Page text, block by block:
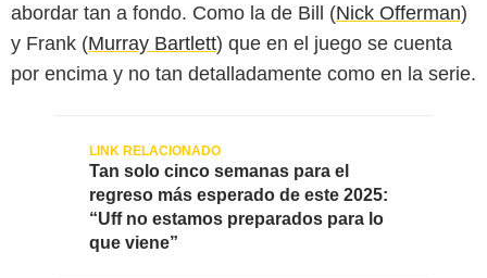
abordar tan a fondo. Como la de Bill (Nick Offerman)
y Frank (Murray Bartlett) que en el juego se cuenta
por encima y no tan detalladamente como en la serie.
Tan solo cinco semanas para el
regreso más esperado de este 2025:
“Uff no estamos preparados para lo
que viene”